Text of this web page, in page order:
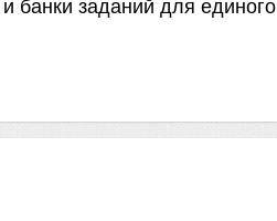
банки заданий для единого